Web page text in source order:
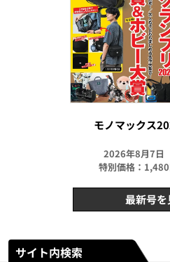
モノマックス
2026年8月7日
特別価格：1,480
最新号を
サイト内検索